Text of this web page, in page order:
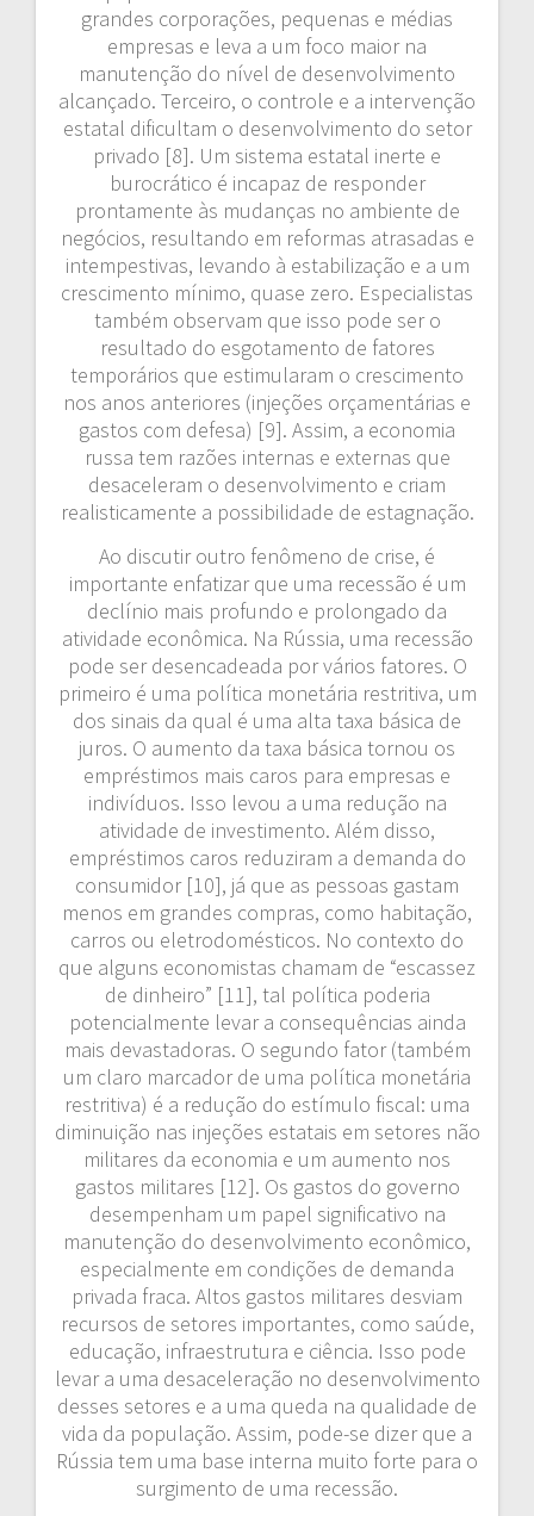
grandes corporações, pequenas e médias
empresas e leva a um foco maior na
manutenção do nível de desenvolvimento
alcançado. Terceiro, o controle e a intervenção
estatal dificultam o desenvolvimento do setor
privado [8]. Um sistema estatal inerte e
burocrático é incapaz de responder
prontamente às mudanças no ambiente de
negócios, resultando em reformas atrasadas e
intempestivas, levando à estabilização e a um
crescimento mínimo, quase zero. Especialistas
também observam que isso pode ser o
resultado do esgotamento de fatores
temporários que estimularam o crescimento
nos anos anteriores (injeções orçamentárias e
gastos com defesa) [9]. Assim, a economia
russa tem razões internas e externas que
desaceleram o desenvolvimento e criam
realisticamente a possibilidade de estagnação.
Ao discutir outro fenômeno de crise, é
importante enfatizar que uma recessão é um
declínio mais profundo e prolongado da
atividade econômica. Na Rússia, uma recessão
pode ser desencadeada por vários fatores. O
primeiro é uma política monetária restritiva, um
dos sinais da qual é uma alta taxa básica de
juros. O aumento da taxa básica tornou os
empréstimos mais caros para empresas e
indivíduos. Isso levou a uma redução na
atividade de investimento. Além disso,
empréstimos caros reduziram a demanda do
consumidor [10], já que as pessoas gastam
menos em grandes compras, como habitação,
carros ou eletrodomésticos. No contexto do
que alguns economistas chamam de “escassez
de dinheiro” [11], tal política poderia
potencialmente levar a consequências ainda
mais devastadoras. O segundo fator (também
um claro marcador de uma política monetária
restritiva) é a redução do estímulo fiscal: uma
diminuição nas injeções estatais em setores não
militares da economia e um aumento nos
gastos militares [12]. Os gastos do governo
desempenham um papel significativo na
manutenção do desenvolvimento econômico,
especialmente em condições de demanda
privada fraca. Altos gastos militares desviam
recursos de setores importantes, como saúde,
educação, infraestrutura e ciência. Isso pode
levar a uma desaceleração no desenvolvimento
desses setores e a uma queda na qualidade de
vida da população. Assim, pode-se dizer que a
Rússia tem uma base interna muito forte para o
surgimento de uma recessão.